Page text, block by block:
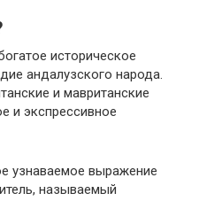
историческое
андалузского народа.
и мавританские
и экспрессивное
узнаваемое выражение
называемый